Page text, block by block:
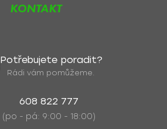
KONTAKT
Potřebujete poradit?
Rádi vám pomůžeme.
608 822 777
(po - pá: 9:00 - 18:00)